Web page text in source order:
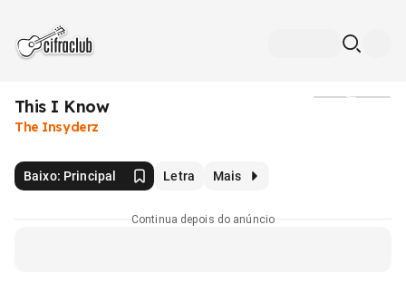
This I Know
The Insyderz
Baixo: Principal Letra Mais
Continua depois do anúncio